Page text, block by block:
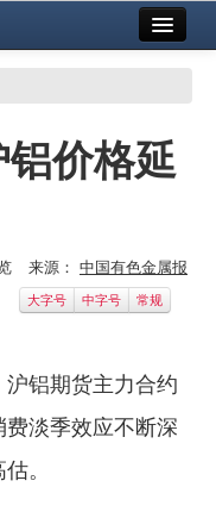
价格延
来源： 中国有色金属报
大字号 中字号 常规
铝期货主力合约
淡季效应不断深
。